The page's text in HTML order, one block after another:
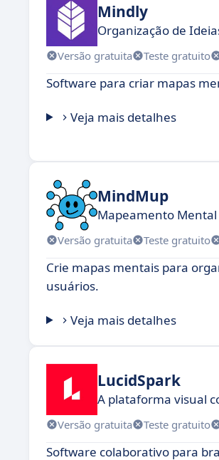
Mindly
Organização de
Versão gratuita Teste gratuito
Software para criar mapas
Veja mais detalhes
MindMup
Mapeamento
Versão gratuita Teste gratuito
Crie mapas mentais para
usuários.
Veja mais detalhes
LucidSpark
A plataforma visual
Versão gratuita Teste gratuito
Software colaborativo para